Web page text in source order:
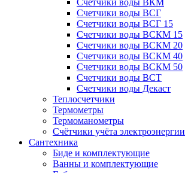
Счетчики воды ВКМ
Счетчики воды ВСГ
Счетчики воды ВСГ 15
Счетчики воды ВСКМ 15
Счетчики воды ВСКМ 20
Счетчики воды ВСКМ 40
Счетчики воды ВСКМ 50
Счетчики воды ВСТ
Счетчики воды Декаст
Теплосчетчики
Термометры
Термоманометры
Счётчики учёта электроэнергии
Сантехника
Биде и комплектующие
Ванны и комплектующие